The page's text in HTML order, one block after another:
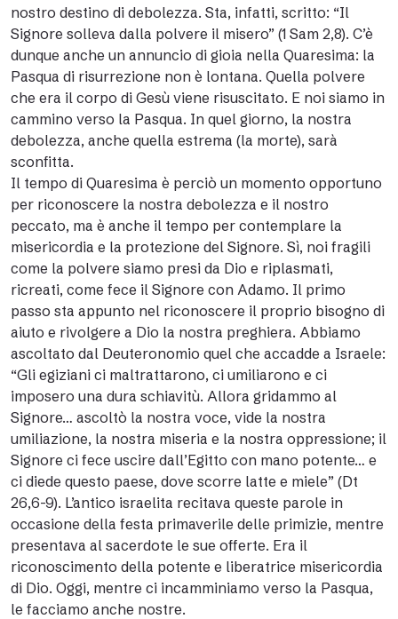
nostro destino di debolezza. Sta, infatti, scritto: “Il
Signore solleva dalla polvere il misero” (1 Sam 2,8). C’è
dunque anche un annuncio di gioia nella Quaresima: la
Pasqua di risurrezione non è lontana. Quella polvere
che era il corpo di Gesù viene risuscitato. E noi siamo in
cammino verso la Pasqua. In quel giorno, la nostra
debolezza, anche quella estrema (la morte), sarà
sconfitta.
Il tempo di Quaresima è perciò un momento opportuno
per riconoscere la nostra debolezza e il nostro
peccato, ma è anche il tempo per contemplare la
misericordia e la protezione del Signore. Sì, noi fragili
come la polvere siamo presi da Dio e riplasmati,
ricreati, come fece il Signore con Adamo. Il primo
passo sta appunto nel riconoscere il proprio bisogno di
aiuto e rivolgere a Dio la nostra preghiera. Abbiamo
ascoltato dal Deuteronomio quel che accadde a Israele:
“Gli egiziani ci maltrattarono, ci umiliarono e ci
imposero una dura schiavitù. Allora gridammo al
Signore… ascoltò la nostra voce, vide la nostra
umiliazione, la nostra miseria e la nostra oppressione; il
Signore ci fece uscire dall’Egitto con mano potente… e
ci diede questo paese, dove scorre latte e miele” (Dt
26,6-9). L’antico israelita recitava queste parole in
occasione della festa primaverile delle primizie, mentre
presentava al sacerdote le sue offerte. Era il
riconoscimento della potente e liberatrice misericordia
di Dio. Oggi, mentre ci incamminiamo verso la Pasqua,
le facciamo anche nostre.